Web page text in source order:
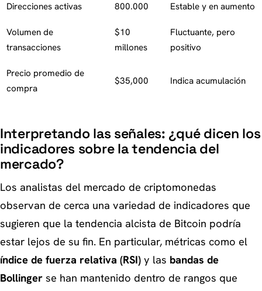
Direcciones activas 800.000 Estable y en aumento
Volumen de
transacciones
$10
millones
Fluctuante, pero
positivo
Precio promedio de
compra
$35,000 Indica acumulación
Interpretando las señales: ¿qué dicen los
indicadores sobre la tendencia del
mercado?
Los analistas del mercado de criptomonedas
observan de cerca una variedad de indicadores que
sugieren que la tendencia alcista de Bitcoin podría
estar lejos de su fin. En particular, métricas como el
índice de fuerza relativa (RSI) y las bandas de
Bollinger se han mantenido dentro de rangos que